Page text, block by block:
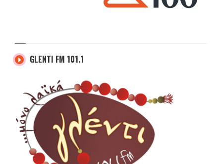
GLENTI FM 101.1